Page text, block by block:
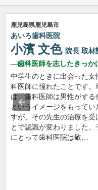
鹿児島県鹿児島市
あいろ歯科医院
小濱 文色 院長 取材
歯科医師を志したきっか
中学生のときに出会った女
科医師に憧れたことです。
は「歯科医師は男性がする
というイメージをもってい
すが、その先生の治療を受
とで認識が変わりました。
にとって歯科医院は敬…